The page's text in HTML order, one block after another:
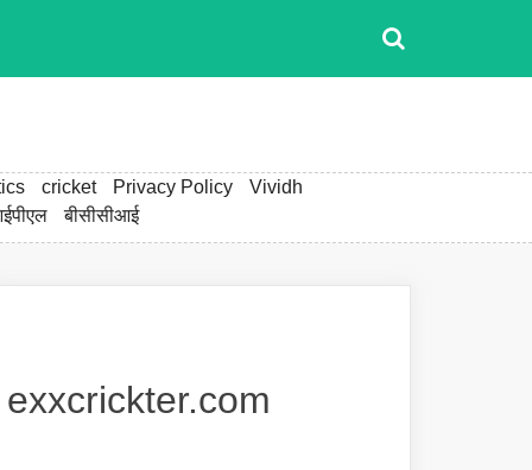
cricket Privacy Policy
Vividh
बीसीसीआई
exxcrickter.com